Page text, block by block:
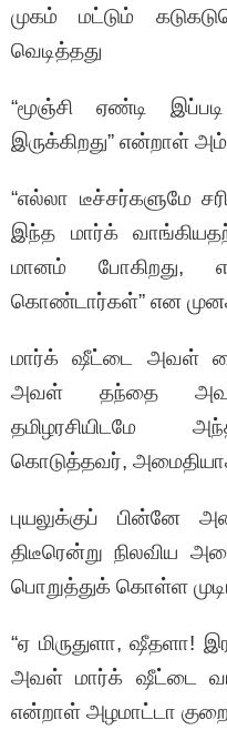
முகம் மட்டும்
வெடித்தது
“மூஞ்சி ஏண்டி
இருக்கிறது” என்றாள்
“எல்லா டீச்சர்களுமே
இந்த மார்க்
மானம் போகிறது,
கொண்டார்கள்” என
மார்க் ஷீட்டை அவள்
அவள் தந்தை
தமிழரசியிடமே
கொடுத்தவர்,
புயலுக்குப் பின்னே
திடீரென்று நிலவிய
பொறுத்துக் கொள்ள
“ஏ மிருதுளா, ஷீதளா!
அவள் மார்க் ஷீட்டை
என்றாள் அழமாட்டா